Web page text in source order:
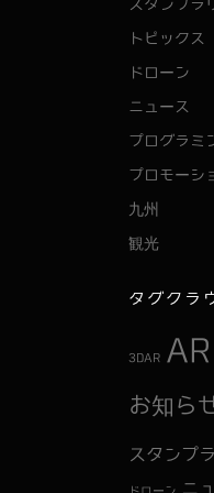
スタンプラ
トピックス
ドローン
ニュース
プログラミ
プロモーシ
九州
観光
タグクラ
3DAR AR
お知ら
スタンプ
ドローン ニ